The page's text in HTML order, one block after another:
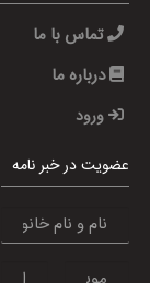
تماس با ما
درباره ما
ورود
عضویت در خبر نامه